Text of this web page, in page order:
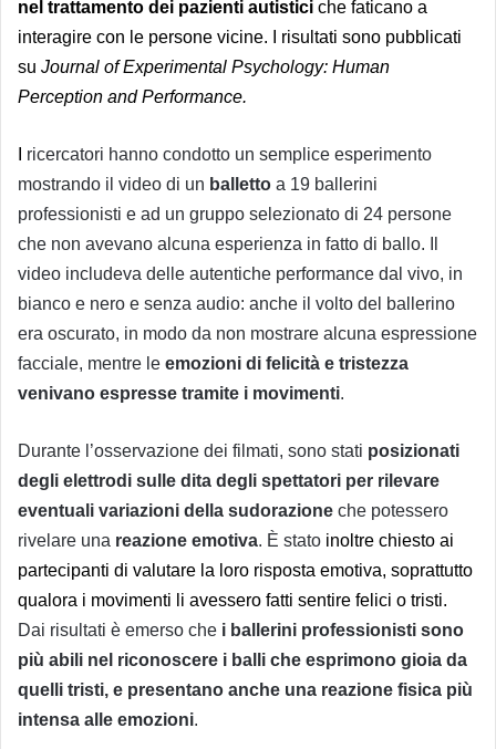
nel trattamento dei pazienti autistici che faticano a
interagire con le persone vicine. I risultati sono pubblicati
su Journal of Experimental Psychology: Human
Perception andPerformance.
ricercatori hanno condotto un semplice esperimento
mostrando il video di un balletto a 19 ballerini
professionisti e ad un gruppo selezionato di 24 persone
che non avevano alcuna esperienza in fatto di ballo. Il
video includeva delle autentiche performance dal vivo, in
bianco e nero e senza audio: anche il volto del ballerino
era oscurato, in modo da non mostrare alcuna espressione
facciale, mentre le emozioni di felicità e tristezza
venivano espresse tramite i movimenti.
Durante l’osservazione dei filmati, sono stati posizionati
degli elettrodi sulle dita degli spettatori per rilevare
eventuali variazioni della sudorazione che potessero
rivelare una reazione emotiva. È stato inoltre chiesto ai
partecipanti di valutare la loro risposta emotiva, soprattutto
qualora i movimenti li avessero fatti sentire felici o tristi.
Dai risultati è emerso che i ballerini professionisti sono
più abili nel riconoscere i balli che esprimono gioia da
quelli tristi, e presentano anche una reazione fisica più
intensa alle emozioni.